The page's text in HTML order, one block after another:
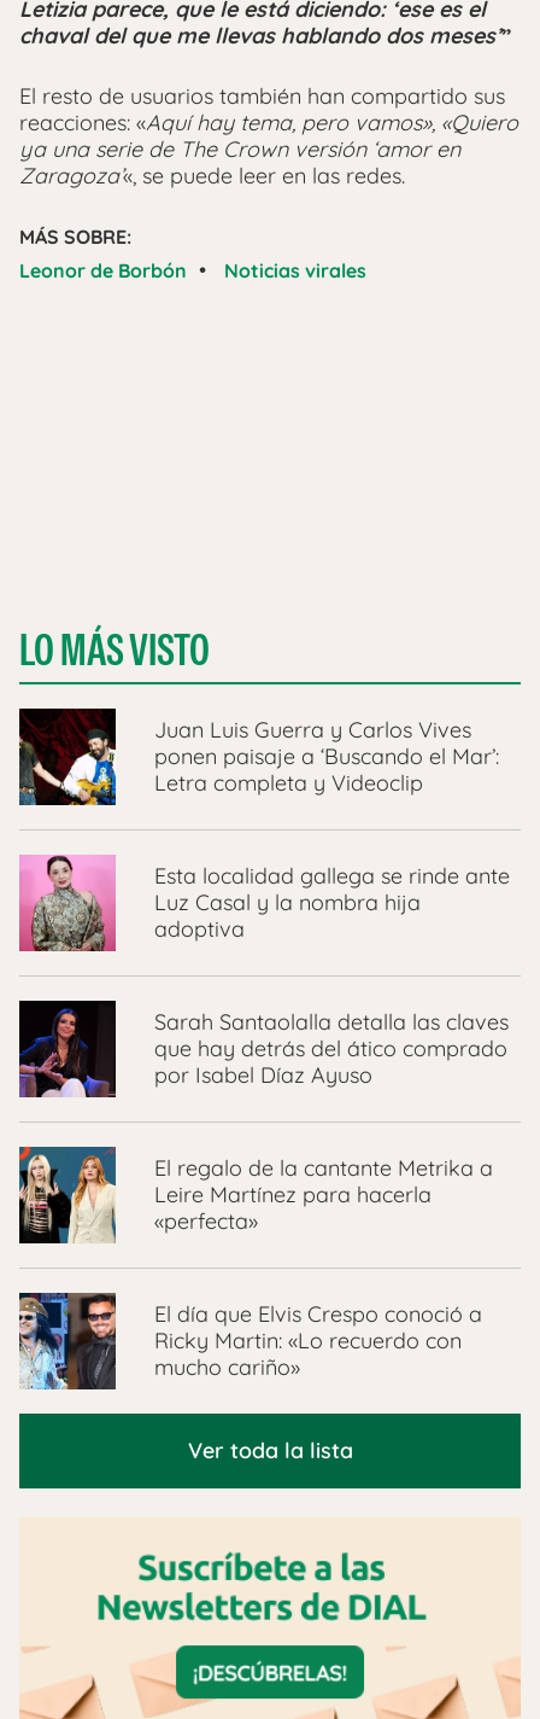
Letizia parece, que le está diciendo: ‘ese es el
chaval del que me llevas hablando dos meses’”
El resto de usuarios también han compartido sus
reacciones: «Aquí hay tema, pero vamos», «Quiero
ya una serie de The Crown versión ‘amor en
Zaragoza’«, se puede leer en las redes.
MÁS SOBRE:
Leonor de Borbón • Noticias virales
LO MÁS VISTO
Juan Luis Guerra y Carlos Vives
ponen paisaje a ‘Buscando el Mar’:
Letra completa y Videoclip
Esta localidad gallega se rinde ante
Luz Casal y la nombra hija
adoptiva
Sarah Santaolalla detalla las claves
que hay detrás del ático comprado
por Isabel Díaz Ayuso
El regalo de la cantante Metrika a
Leire Martínez para hacerla
«perfecta»
El día que Elvis Crespo conoció a
Ricky Martin: «Lo recuerdo con
mucho cariño»
Ver toda la lista